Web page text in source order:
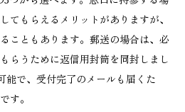
てもらえるメリットがありますが、
こともあります。郵送の場合は、必
らうために返信用封筒を同封しまし
能で、受付完了のメールも届くた
す。